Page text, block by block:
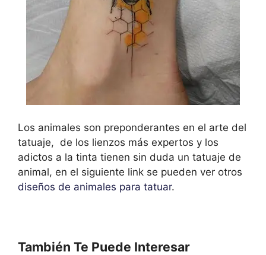
Los animales son preponderantes en el arte del
tatuaje, de los lienzos más expertos y los
adictos a la tinta tienen sin duda un tatuaje de
animal, en el siguiente link se pueden ver otros
diseños de animales para tatuar.
También Te Puede Interesar